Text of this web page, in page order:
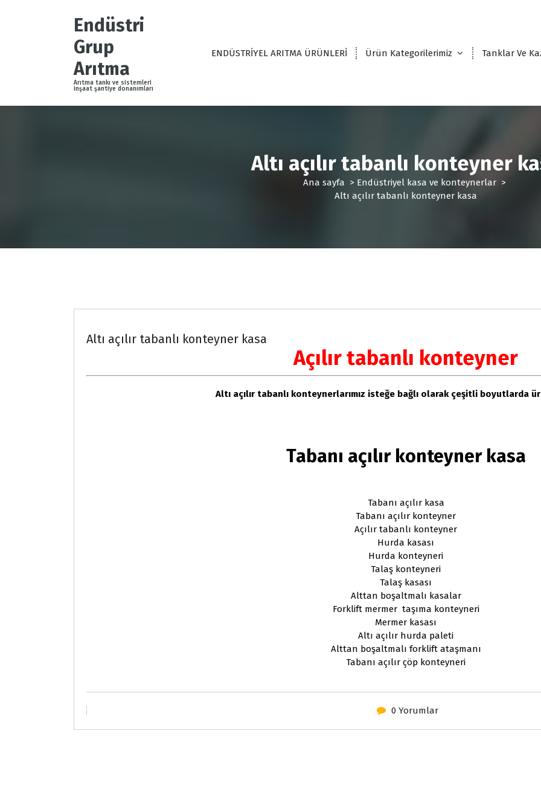
Endüstri
Grup
Arıtma
Arıtma tankı ve sistemleri
inşaat şantiye donanımları
ENDÜSTRİYEL ARITMA ÜRÜNLERİ Ürün Kategorilerimiz Tanklar Ve
Altı açılır tabanlı konteyner
Ana sayfa > Endüstriyel kasa ve konteynerlar >
Altı açılır tabanlı konteyner kasa
Altı açılır tabanlı konteyner kasa
Açılır tabanlı konteyner
Altı açılır tabanlı konteynerlarımız isteğe bağlı olarak çeşitli boyutlarda
Tabanı açılır konteyner kasa
Tabanı açılır kasa
Tabanı açılır konteyner
Açılır tabanlı konteyner
Hurda kasası
Hurda konteyneri
Talaş konteyneri
Talaş kasası
Alttan boşaltmalı kasalar
Forklift mermer taşıma konteyneri
Mermer kasası
Altı açılır hurda paleti
Alttan boşaltmalı forklift ataşmanı
Tabanı açılır çöp konteyneri
0 Yorumlar